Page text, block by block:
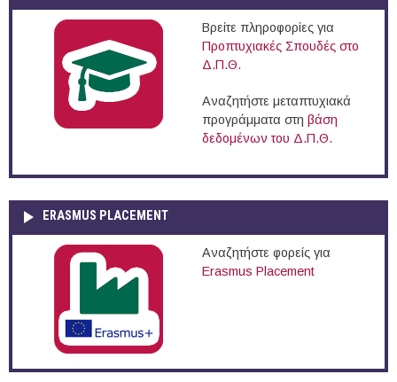
Βρείτε πληροφορίες για
Προπτυχιακές Σπουδές στο
Δ.Π.Θ.
Αναζητήστε μεταπτυχιακά
προγράμματα στη βάση
δεδομένων του Δ.Π.Θ.
ERASMUS PLACEMENT
Αναζητήστε φορείς για
Erasmus Placement